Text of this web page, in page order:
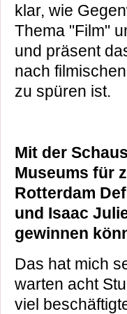
klar, wie
Thema "Film"
und präsent
nach
zu spüren ist.
Mit der
Museums für
Rotterdam
und Isaac
gewinnen
Das hat mich
warten acht
viel